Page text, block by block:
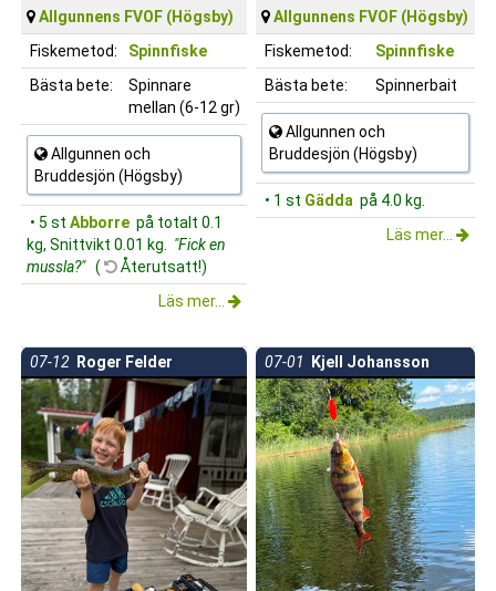
Allgunnens FVOF (Högsby)
Fiskemetod:
Spinnfiske
Bästa bete:
Spinnare
mellan (6-12 gr)
Allgunnen och
Bruddesjön (Högsby)
• 5 st Abborre på totalt 0.1
kg, Snittvikt 0.01 kg.
"Fick en
mussla?" (
Återutsatt!)
Läs mer...
Allgunnens FVOF (Högsby)
Fiskemetod:
Spinnfiske
Bästa bete:
Spinnerbait
Allgunnen och
Bruddesjön (Högsby)
• 1 st Gädda på 4.0 kg.
Läs mer...
07-12 Roger Felder 07-01 Kjell Johansson